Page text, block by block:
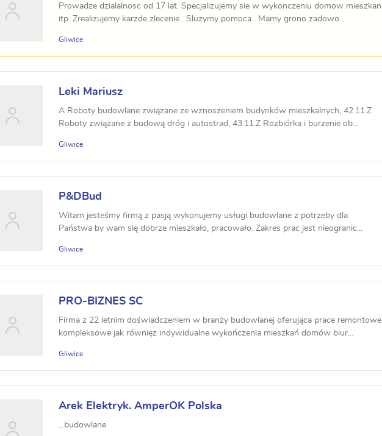
Prowadze dzialalnosc od 17 lat. Specjalizujemy sie w wykonczeniu domow mieszkan
itp. Zrealizujemy karzde zlecenie . Sluzymy pomoca . Mamy grono zadowo...
Gliwice
Leki Mariusz
A Roboty budowlane związane ze wznoszeniem budynków mieszkalnych, 42.11.Z
Roboty związane z budową dróg i autostrad, 43.11.Z Rozbiórka i burzenie ob...
Gliwice
P&DBud
Witam jesteśmy firmą z pasją wykonujemy usługi budowlane z potrzeby dla
Państwa by wam się dobrze mieszkało, pracowało. Zakres prac jest nieogranic...
Gliwice
PRO-BIZNES SC
Firma z 22 letnim doświadczeniem w branży budowlanej oferująca prace remontowe
kompleksowe jak równięz indywidualne wykończenia mieszkań domów biur...
Gliwice
Arek Elektryk. AmperOK Polska
...budowlane